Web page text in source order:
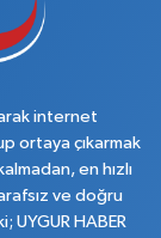
internet
ortaya çıkarmak
en hızlı
ve doğru
UYGUR HABER